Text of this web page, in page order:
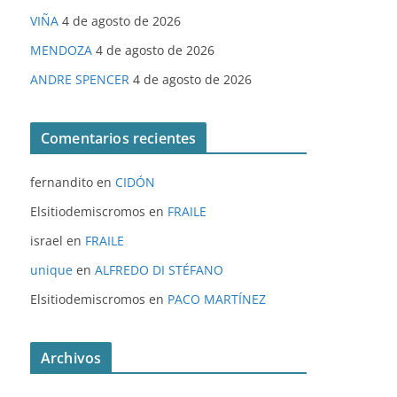
VIÑA 4 de agosto de 2026
MENDOZA 4 de agosto de 2026
ANDRE SPENCER 4 de agosto de 2026
Comentarios recientes
fernandito en CIDÓN
Elsitiodemiscromos en FRAILE
israel en FRAILE
unique en ALFREDO DI STÉFANO
Elsitiodemiscromos en PACO MARTÍNEZ
Archivos